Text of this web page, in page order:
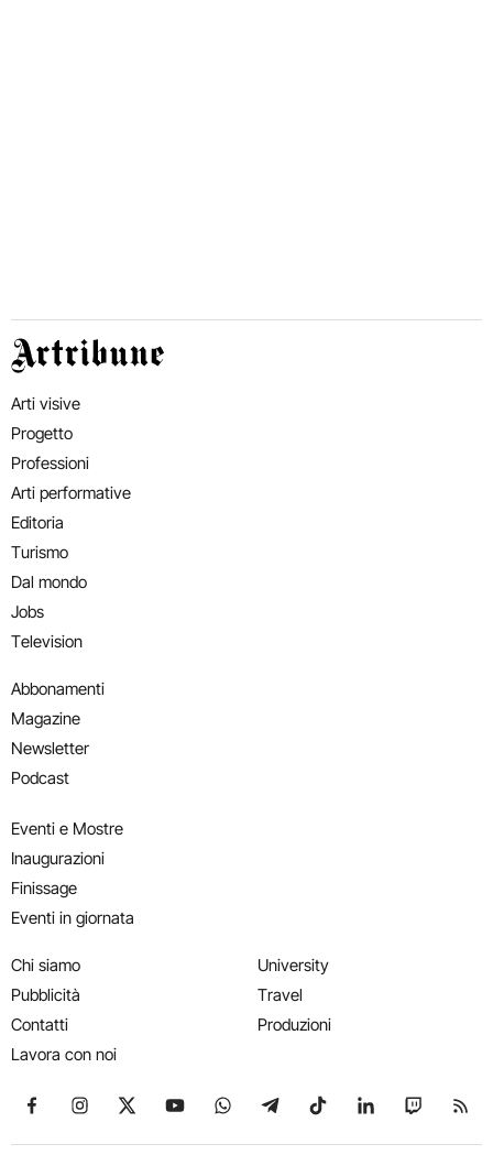
Artribune
Arti visive
Progetto
Professioni
Arti performative
Editoria
Turismo
Dal mondo
Jobs
Television
Abbonamenti
Magazine
Newsletter
Podcast
Eventi e Mostre
Inaugurazioni
Finissage
Eventi in giornata
Chi siamo
Pubblicità
Contatti
Lavora con noi
University
Travel
Produzioni
Seguici su Facebook
Seguici su Instagram
Seguici su X
Seguici su YouTube
Seguici su WhatsApp
Seguici su Telegram
Seguici su TikTok
Seguici su
Seguici